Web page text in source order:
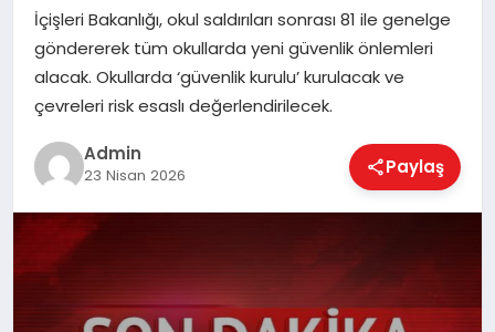
EKONOMI
MAGAZIN
SAĞLIK
İçişleri Bakanlığı, okul saldırıları sonrası 81 ile genelge
göndererek tüm okullarda yeni güvenlik önlemleri
alacak. Okullarda ‘güvenlik kurulu’ kurulacak ve
çevreleri risk esaslı değerlendirilecek.
Admin
23 Nisan 2026 Paylaş